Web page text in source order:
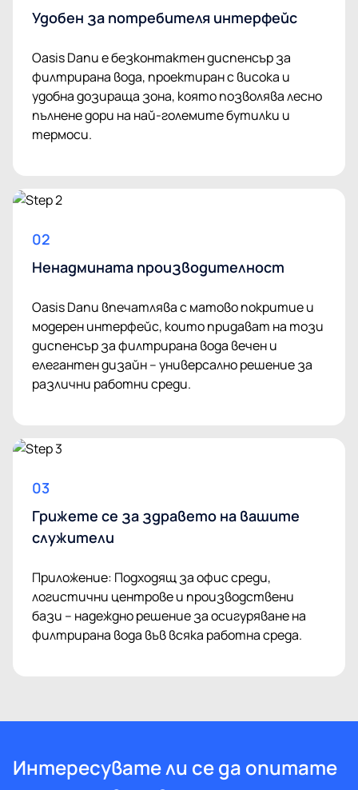
Удобен за потребителя интерфейс
Oasis Danu е безконтактен диспенсър за
филтрирана вода, проектиран с висока и
удобна дозираща зона, която позволява лесно
пълнене дори на най-големите бутилки и
термоси.
02
Ненадмината производителност
Oasis Danu впечатлява с матово покритие и
модерен интерфейс, които придават на този
диспенсър за филтрирана вода вечен и
елегантен дизайн – универсално решение за
различни работни среди.
03
Грижете се за здравето на вашите
служители
Приложение: Подходящ за офис среди,
логистични центрове и производствени
бази – надеждно решение за осигуряване на
филтрирана вода във всяка работна среда.
Интересувате ли се да опитате